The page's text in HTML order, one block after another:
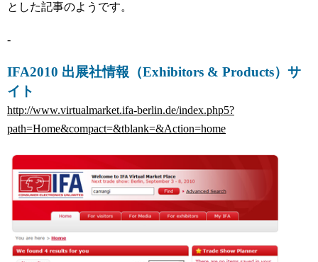
とした記事のようです。
-
IFA2010 出展社情報（Exhibitors & Products）サ
イト
http://www.virtualmarket.ifa-berlin.de/index.php5?
path=Home&compact=&tblank=&Action=home